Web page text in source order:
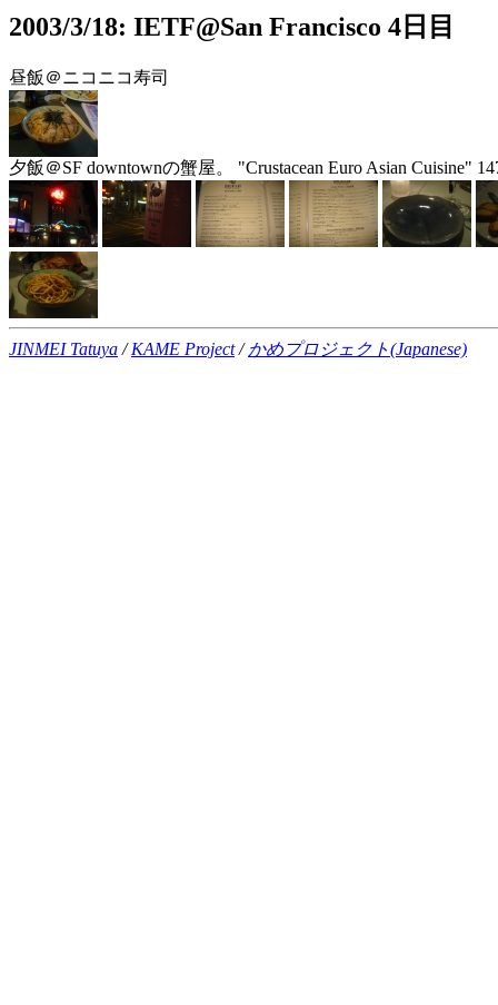
2003/3/18: IETF@San Francisco 4日目
昼飯＠ニコニコ寿司
夕飯＠SF downtownの蟹屋。 "Crustacean Euro Asian Cuisine"
JINMEI Tatuya /KAME Project/ かめプロジェクト(Japanese)